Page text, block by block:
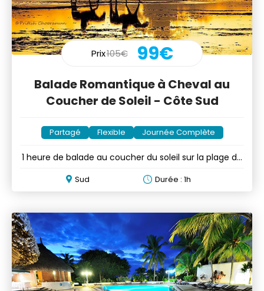
Prix105€ 99€
Balade Romantique à Cheval au
Coucher de Soleil - Côte Sud
Partagé Flexible Journée Complète
1 heure de balade au coucher du soleil sur la plage de
Sud Durée : 1h